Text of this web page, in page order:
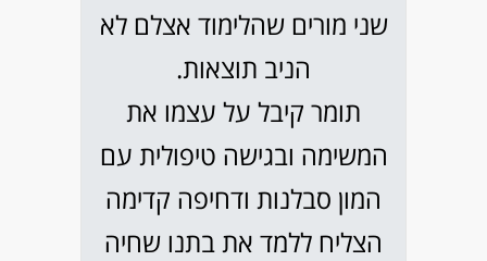
שני מורים שהלימוד אצלם לא
הניב תוצאות.
תומר קיבל על עצמו את
המשימה ובגישה טיפולית עם
המון סבלנות ודחיפה קדימה
הצליח ללמד את בתנו שחיה